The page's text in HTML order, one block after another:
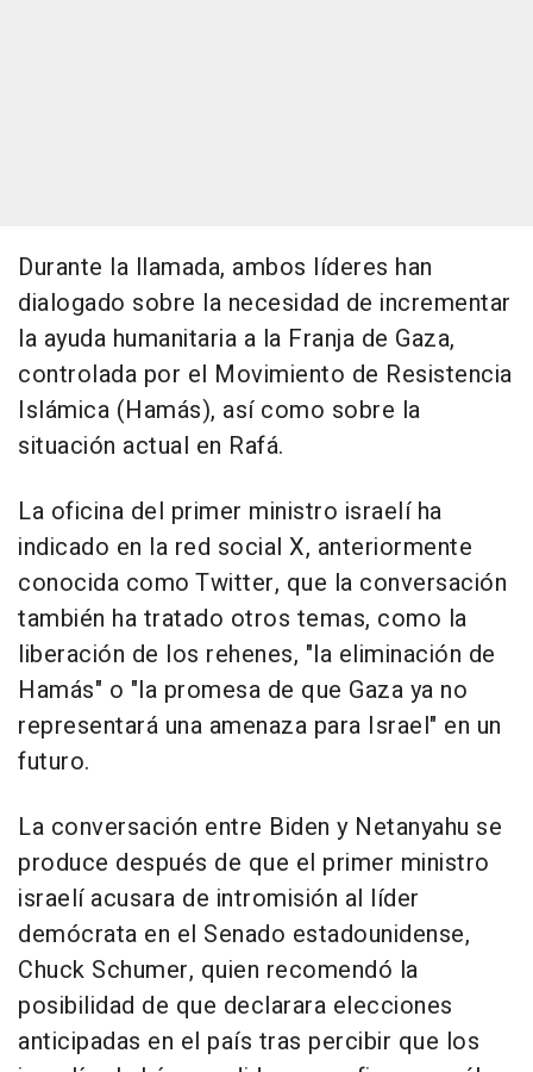
Durante la llamada, ambos líderes han
dialogado sobre la necesidad de incrementar
la ayuda humanitaria a la Franja de Gaza,
controlada por el Movimiento de Resistencia
Islámica (Hamás), así como sobre la
situación actual en Rafá.
La oficina del primer ministro israelí ha
indicado en la red social X, anteriormente
conocida como Twitter, que la conversación
también ha tratado otros temas, como la
liberación de los rehenes, "la eliminación de
Hamás" o "la promesa de que Gaza ya no
representará una amenaza para Israel" en un
futuro.
La conversación entre Biden y Netanyahu se
produce después de que el primer ministro
israelí acusara de intromisión al líder
demócrata en el Senado estadounidense,
Chuck Schumer, quien recomendó la
posibilidad de que declarara elecciones
anticipadas en el país tras percibir que los